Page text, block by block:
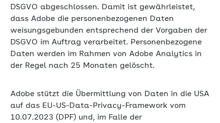
DSGVO abgeschlossen. Damit ist gewährleistet,
dass Adobe die personenbezogenen Daten
weisungsgebunden entsprechend der Vorgaben der
DSGVO im Auftrag verarbeitet. Personenbezogene
Daten werden im Rahmen von Adobe Analytics in
der Regel nach 25 Monaten gelöscht.
Adobe stützt die Übermittlung von Daten in die USA
auf das EU-US-Data-Privacy-Framework vom
10.07.2023 (DPF) und, im Falle der